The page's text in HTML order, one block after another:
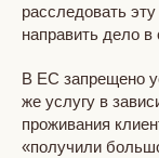
расследовать
направить дело в
В ЕС запрещено
же услугу в
проживания
«получили